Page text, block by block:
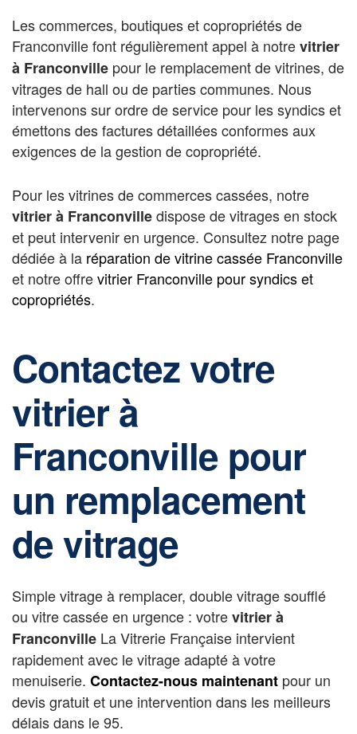
Les commerces, boutiques et copropriétés de
Franconville font régulièrement appel à notrevitrier
à Franconville pour le remplacement de vitrines, de
vitrages de hall ou de parties communes. Nous
intervenons sur ordre de service pour les syndics et
émettons des factures détaillées conformes aux
exigences de la gestion de copropriété.
Pour les vitrines de commerces cassées, notre
vitrier à Franconvilledispose de vitrages en stock
et peut intervenir en urgence. Consultez notre page
dédiée à la réparation de vitrine cassée Franconville
et notre offrevitrier Franconville pour syndics et
copropriétés.
Contactez votre
vitrier à
Franconville pour
un remplacement
de vitrage
Simple vitrage à remplacer, double vitrage soufflé
ou vitre cassée en urgence : votrevitrier à
Franconville La Vitrerie Française intervient
rapidement avec le vitrage adapté à votre
menuiserie. Contactez-nous maintenant pour un
devis gratuit et une intervention dans les meilleurs
délais dans le 95.